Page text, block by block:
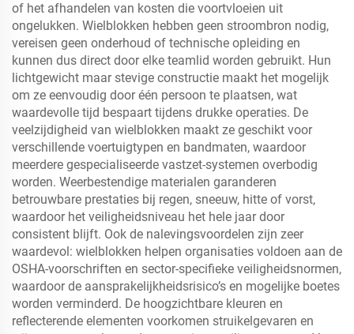
of het afhandelen van kosten die voortvloeien uit
ongelukken. Wielblokken hebben geen stroombron nodig,
vereisen geen onderhoud of technische opleiding en
kunnen dus direct door elke teamlid worden gebruikt. Hun
lichtgewicht maar stevige constructie maakt het mogelijk
om ze eenvoudig door één persoon te plaatsen, wat
waardevolle tijd bespaart tijdens drukke operaties. De
veelzijdigheid van wielblokken maakt ze geschikt voor
verschillende voertuigtypen en bandmaten, waardoor
meerdere gespecialiseerde vastzet-systemen overbodig
worden. Weerbestendige materialen garanderen
betrouwbare prestaties bij regen, sneeuw, hitte of vorst,
waardoor het veiligheidsniveau het hele jaar door
consistent blijft. Ook de nalevingsvoordelen zijn zeer
waardevol: wielblokken helpen organisaties voldoen aan de
OSHA-voorschriften en sector-specifieke veiligheidsnormen,
waardoor de aansprakelijkheidsrisico’s en mogelijke boetes
worden verminderd. De hoogzichtbare kleuren en
reflecterende elementen voorkomen struikelgevaren en